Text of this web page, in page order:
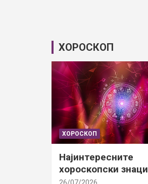
ХОРОСКОП
ХОРОСКОП
Најинтересните
хороскопски знаци